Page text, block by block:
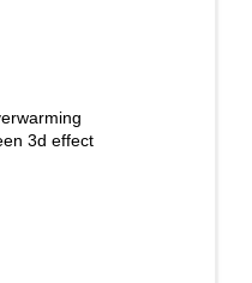
3d effect